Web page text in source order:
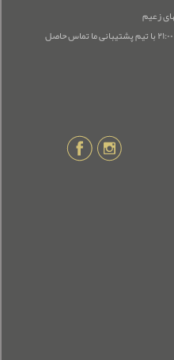
می توانید هر روز از ساعت ۸:۳۰ تا ۲۱:۰۰ با تیم پشتیبانی ما تماس حاصل